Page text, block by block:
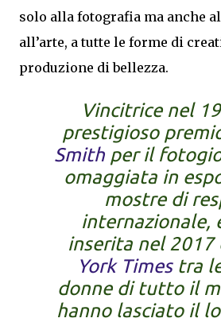
solo alla fotografia ma anche
all’arte, a tutte le forme di
produzione di bellezza.
Vincitrice nel
prestigioso
Smithper il
omaggiata in
mostre di
internazionale,
inserita nel 2017
York Timestra
donne di tutto il
hanno lasciato il